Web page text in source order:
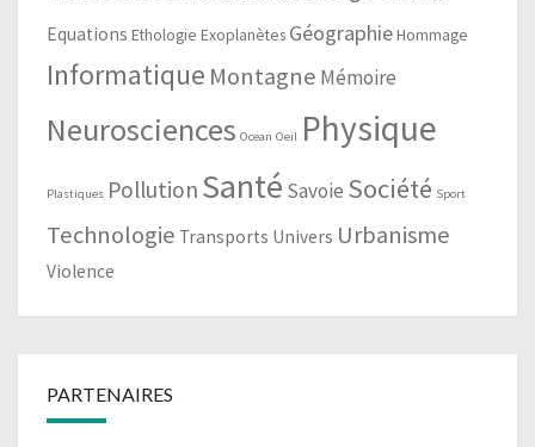
Equations Ethologie Exoplanètes GéographieHommage
Informatique Montagne Mémoire
Neurosciences Ocean Oeil Physique
Plastiques Pollution Santé Savoie Société Sport
Technologie Transports Univers Urbanisme
Violence
PARTENAIRES